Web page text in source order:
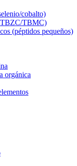
cobalto)
TBZC/TBMC)
(péptidos pequeños)
orgánica